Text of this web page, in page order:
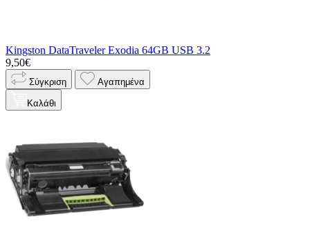
Kingston DataTraveler Exodia 64GB USB 3.2
9,50€
Σύγκριση Αγαπημένα
Καλάθι